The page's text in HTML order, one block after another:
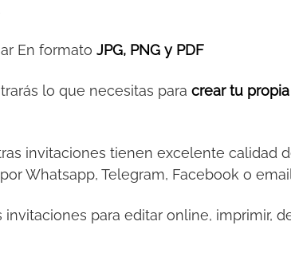
En formato JPG, PNG y PDF
lo que necesitas para crear tu
invitaciones tienen excelente calidad
Whatsapp, Telegram, Facebook o
invitaciones para editar online, imprimir,